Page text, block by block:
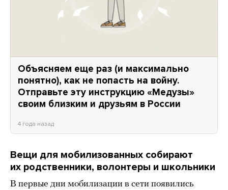
Объясняем еще раз (и максимально
понятно), как не попасть на войну.
Отправьте эту инструкцию «Медузы»
своим близким и друзьям в России
4 года назад
Вещи для мобилизованных собирают
их родственники, волонтеры и школьники
В первые дни мобилизации в сети появились